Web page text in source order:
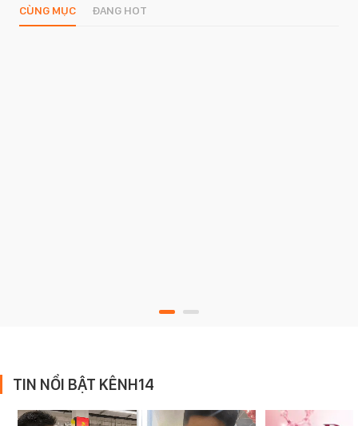
CÙNG MỤC ĐANG HOT
TIN NỔI BẬT KÊNH14